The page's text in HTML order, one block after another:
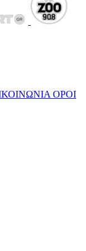
ΟΡΟΙ